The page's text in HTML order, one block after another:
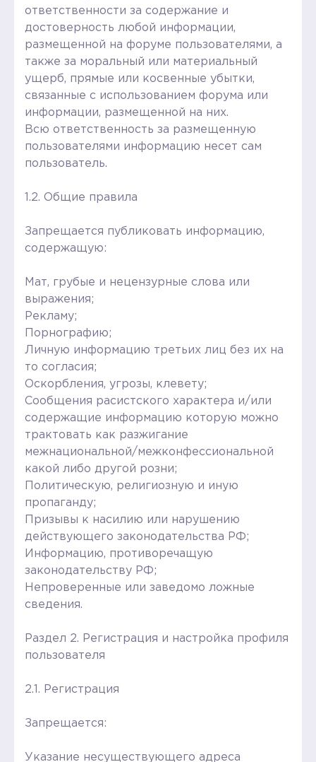
ответственности за содержание и
достоверность любой информации,
размещенной на форуме пользователями, а
также за моральный или материальный
ущерб, прямые или косвенные убытки,
связанные с использованием форума или
информации, размещенной на них.
Всю ответственность за размещенную
пользователями информацию несет сам
пользователь.
1.2. Общие правила
Запрещается публиковать информацию,
содержащую:
Мат, грубые и нецензурные слова или
выражения;
Рекламу;
Порнографию;
Личную информацию третьих лиц без их на
то согласия;
Оскорбления, угрозы, клевету;
Сообщения расистского характера и/или
содержащие информацию которую можно
трактовать как разжигание
межнациональной/межконфессиональной
какой либо другой розни;
Политическую, религиозную и иную
пропаганду;
Призывы к насилию или нарушению
действующего законодательства РФ;
Информацию, противоречащую
законодательству РФ;
Непроверенные или заведомо ложные
сведения.
Раздел 2. Регистрация и настройка профиля
пользователя
2.1. Регистрация
Запрещается:
Указание несуществующего адреса